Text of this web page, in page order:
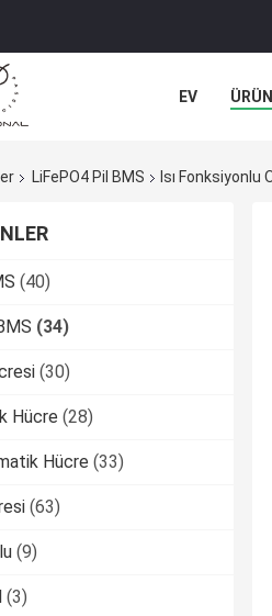
EV
LiFePO4 Pil BMS Isı Fonksiyonlu
(40)
(34)
(30)
Hücre (28)
Hücre (33)
(63)
(9)
(3)